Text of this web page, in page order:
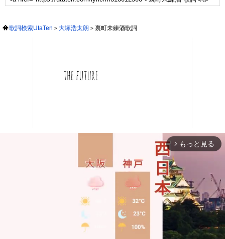
歌詞検索UtaTen 大塚浩太朗 裏町未練酒歌詞
arrow_forward_ios もっと見る